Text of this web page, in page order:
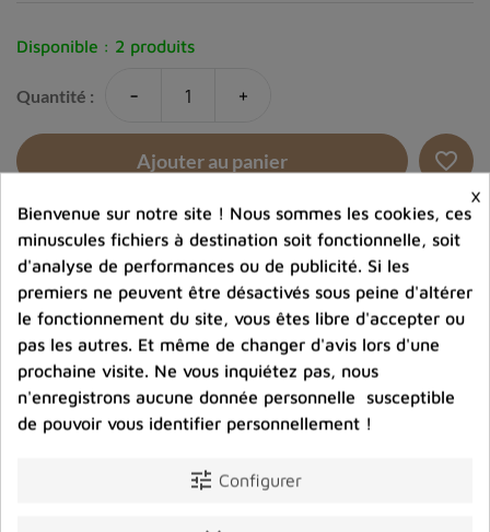
Disponible : 2 produits
Quantité : - +
Ajouter au panier favorite_border
Ajouter à la comparaison
help_outline Posez une question sur ce produit
voyez
×
Bienvenue sur notre site ! Nous sommes les cookies, ces
minuscules fichiers à destination soit fonctionnelle, soit
d'analyse de performances ou de publicité. Si les
premiers ne peuvent être désactivés sous peine d'altérer
le fonctionnement du site, vous êtes libre d'accepter ou
pas les autres. Et même de changer d'avis lors d'une
prochaine visite. Ne vous inquiétez pas, nous
n'enregistrons aucune donnée personnelle susceptible
de pouvoir vous identifier personnellement !
tune Configurer